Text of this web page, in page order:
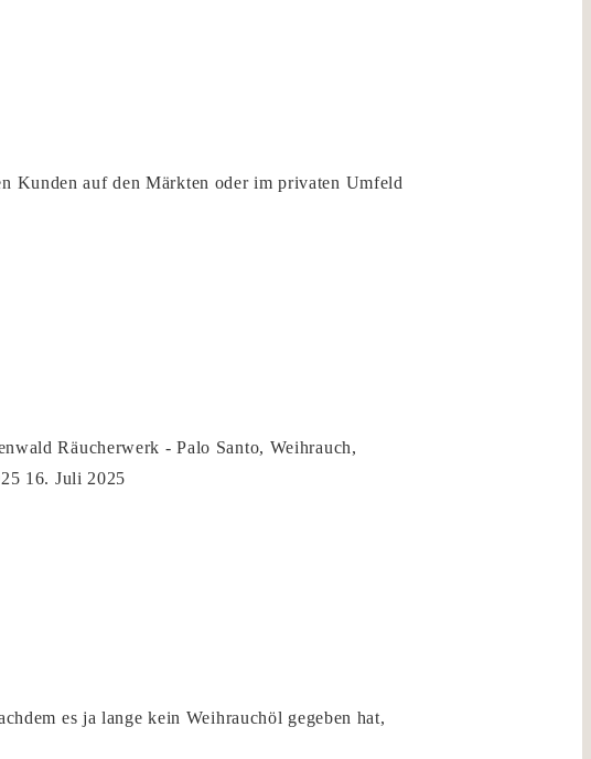
Kunden auf den Märkten oder im privaten Umfeld
Räucherwerk - Palo Santo, Weihrauch,
16. Juli 2025
es ja lange kein Weihrauchöl gegeben hat,